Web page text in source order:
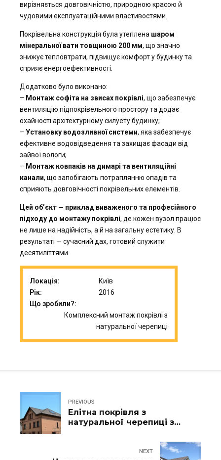
вирізняється довговічністю, природною красою й
чудовими експлуатаційними властивостями.
Покрівельна конструкція була утеплена шаром
мінеральної вати товщиною 200 мм, що значно
знижує тепловтрати, підвищує комфорт у будинку та
сприяє енергоефективності.
Додатково було виконано:
– Монтаж софіта на звисах покрівлі, що забезпечує
вентиляцію підпокрівельного простору та додає
охайності архітектурному силуету будинку;
– Установку водозливної системи, яка забезпечує
ефективне водовідведення та захищає фасади від
зайвої вологи;
– Монтаж ковпаків на димарі та вентиляційні
канали, що запобігають потраплянню опадів та
сприяють довговічності покрівельних елементів.
Цей об’єкт — приклад виваженого та професійного
підходу до монтажу покрівлі, де кожен вузол працює
не лише на надійність, а й на загальну естетику. В
результаті — сучасний дах, готовий служити
десятиліттями.
Локація:
Київ
Рік:
2016
Що зробили?:
Комплексний монтаж покрівлі з
натуральної черепиці
PREVIOUS
Елітна покрівля з
натуральної черепиці з
NEXT